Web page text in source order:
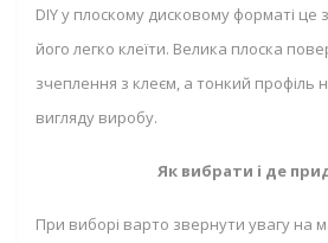
DIY у плоскому дисковому форматі
його легко клеїти. Велика плоска
зчеплення з клеєм, а тонкий профіль
вигляду виробу.
Як вибрати і де
При виборі варто звернути увагу на